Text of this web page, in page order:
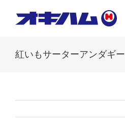
紅いもサーターアンダギー